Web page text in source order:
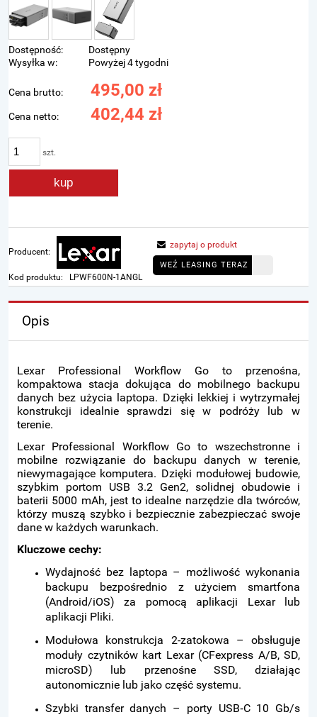
Dostępność:
Dostępny
Wysyłka w:
Powyżej 4 tygodni
Cena brutto: 495,00 zł
Cena netto: 402,44 zł
szt.
kup
Producent:
Kod produktu: LPWF600N-1ANGL
zapytaj o produkt
WEŹ LEASING TERAZ
Opis
Lexar Professional Workflow Go to przenośna,
kompaktowa stacja dokująca do mobilnego backupu
danych bez użycia laptopa. Dzięki lekkiej i wytrzymałej
konstrukcji idealnie sprawdzi się w podróży lub w
terenie.
Lexar Professional Workflow Go to wszechstronne i
mobilne rozwiązanie do backupu danych w terenie,
niewymagające komputera. Dzięki modułowej budowie,
szybkim portom USB 3.2 Gen2, solidnej obudowie i
baterii 5000 mAh, jest to idealne narzędzie dla twórców,
którzy muszą szybko i bezpiecznie zabezpieczać swoje
dane w każdych warunkach.
Kluczowe cechy:
Wydajność bez laptopa – możliwość wykonania
backupu bezpośrednio z użyciem smartfona
(Android/iOS) za pomocą aplikacji Lexar lub
aplikacji Pliki.
Modułowa konstrukcja 2-zatokowa – obsługuje
moduły czytników kart Lexar (CFexpress A/B, SD,
microSD) lub przenośne SSD, działając
autonomicznie lub jako część systemu.
Szybki transfer danych – porty USB‑C 10 Gb/s